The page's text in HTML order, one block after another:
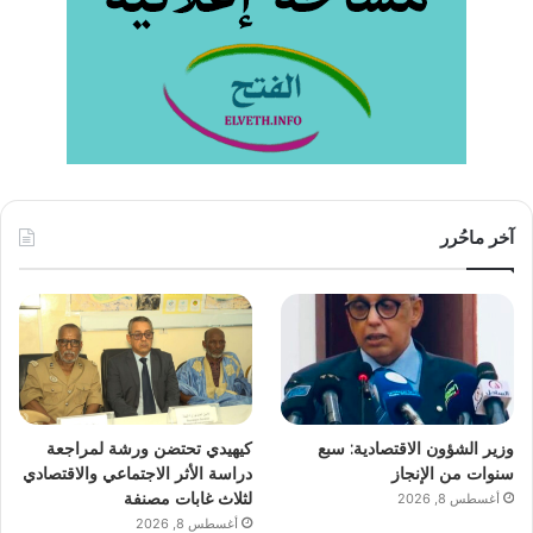
آخر ماحُرر
وزير الشؤون الاقتصادية: سبع
سنوات من الإنجاز
أغسطس 8, 2026
كيهيدي تحتضن ورشة لمراجعة
دراسة الأثر الاجتماعي والاقتصادي
لثلاث غابات مصنفة
أغسطس 8, 2026